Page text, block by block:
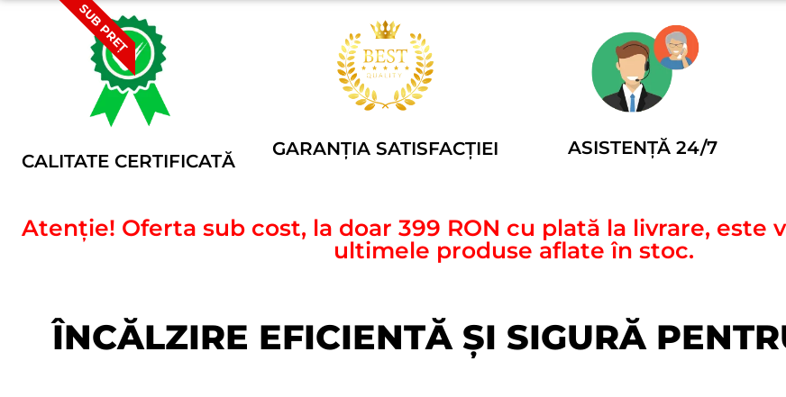
SUB PREȚ
CALITATE CERTIFICATĂ
GARANȚIA SATISFACȚIEI
ASISTENȚĂ 24/7
Atenție! Oferta sub cost, la doar 399 RON cu plată la livrare, este
ultimele produse aflate în stoc.
ÎNCĂLZIRE EFICIENTĂ ȘI SIGURĂ